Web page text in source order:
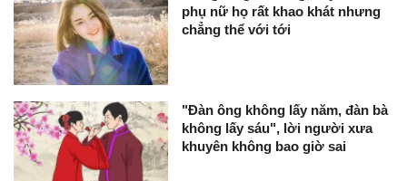
phụ nữ họ rất khao khát nhưng
chẳng thể với tới
"Đàn ông không lấy năm, đàn bà
không lấy sáu", lời người xưa
khuyên không bao giờ sai